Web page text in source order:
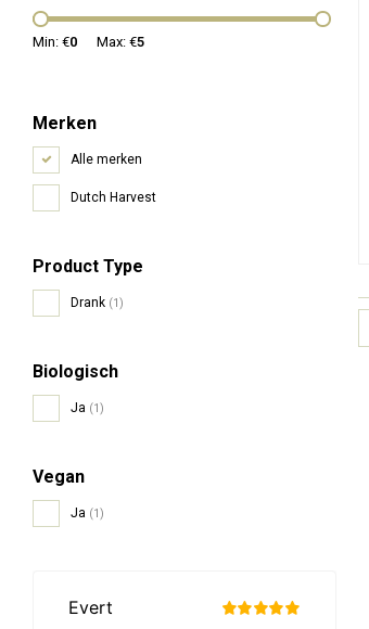
Min: €0 Max: €5
Merken
Alle merken
Dutch Harvest
Product Type
Drank (1)
Biologisch
Ja (1)
Vegan
Ja (1)